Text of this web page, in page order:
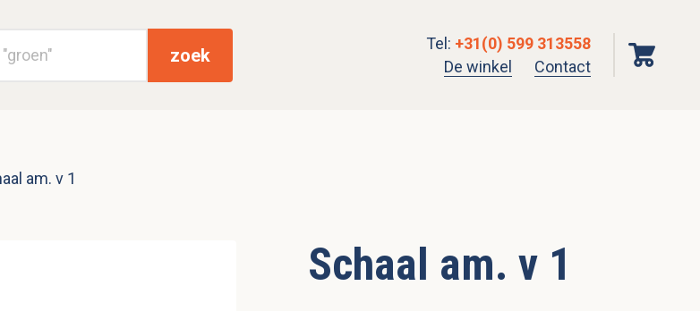
zoek
Tel: +31(0) 599 313558
De winkel
Contact
am. v 1
Schaal am. v 1